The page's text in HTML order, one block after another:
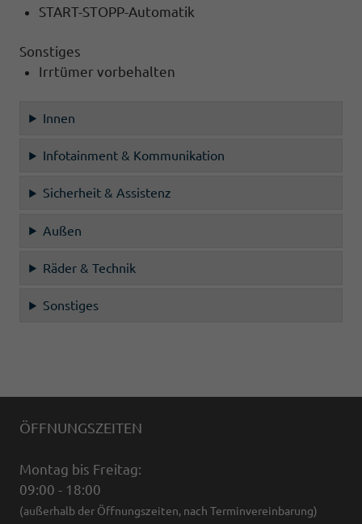
START-STOPP-Automatik
Sonstiges
Irrtümer vorbehalten
Innen
Infotainment & Kommunikation
Sicherheit & Assistenz
Außen
Räder & Technik
Sonstiges
ÖFFNUNGSZEITEN
Montag bis Freitag:
09:00 - 18:00
(außerhalb der Öffnungszeiten, nach Terminvereinbarung)